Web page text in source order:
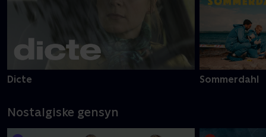
Dicte Sommerdahl
Nostalgiske gensyn